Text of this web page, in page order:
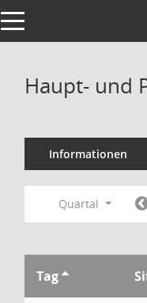
Toggle navigation
Haupt- und
Informationen
Quartal
Tag